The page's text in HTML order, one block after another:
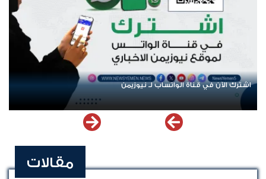
اشترك الآن في قناة الواتساب لـ نيوزيمن
مقالات